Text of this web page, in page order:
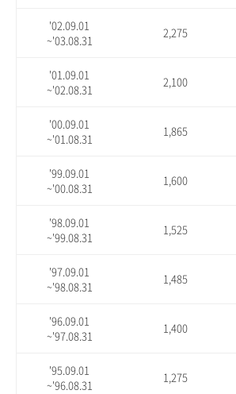
'02.09.01
~'03.08.31
2,275
'01.09.01
~'02.08.31
2,100
'00.09.01
~'01.08.31
1,865
'99.09.01
~'00.08.31
1,600
'98.09.01
~'99.08.31
1,525
'97.09.01
~'98.08.31
1,485
'96.09.01
~'97.08.31
1,400
'95.09.01
~'96.08.31
1,275